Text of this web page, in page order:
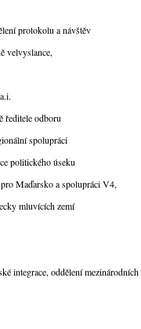
a návštěv
odboru
spolupráci
politického úseku
Maďarsko a spolupráci V4,
zemí
integrace, oddělení mezinárodních